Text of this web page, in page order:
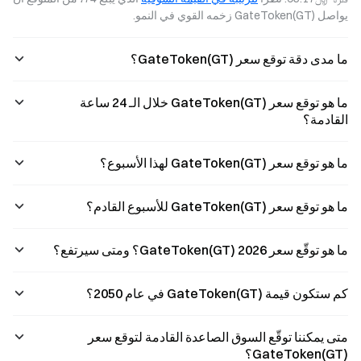
والاستفادة من
Visa حول العالم.
مختلف أنواع
يواصل GateToken(GT) زخمه القوي في النمو.
ما مدى دقة توقع سعر GateToken(GT)؟
ما هو توقع سعر GateToken(GT) خلال الـ 24 ساعة
القادمة؟
ما هو توقع سعر GateToken(GT) لهذا الأسبوع؟
ما هو توقع سعر GateToken(GT) للأسبوع القادم؟
ما هو توقّع سعر GateToken(GT) 2026؟ ومتى سيرتفع؟
كم ستكون قيمة GateToken(GT) في عام 2050؟
متى يمكننا توقّع السوق الصاعدة القادمة لتوقع سعر
GateToken(GT)؟